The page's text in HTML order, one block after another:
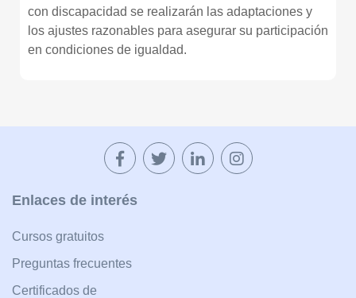
con discapacidad se realizarán las adaptaciones y
los ajustes razonables para asegurar su participación
en condiciones de igualdad.
Enlaces de interés
Cursos gratuitos
Preguntas frecuentes
Certificados de